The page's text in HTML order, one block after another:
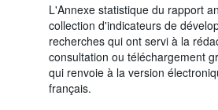
L'Annexe statistique du rapport
collection d'indicateurs de
recherches qui ont servi à la
consultation ou téléchargement
qui renvoie à la version
français.